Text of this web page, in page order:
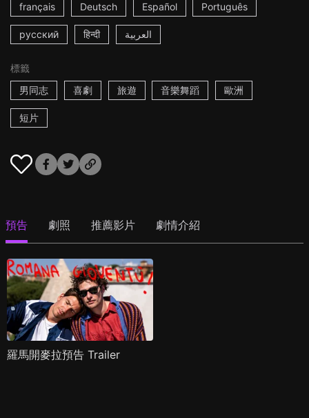
français Deutsch Español Português
русский हिन्दी العربية
標籤
男同志
喜劇 旅遊 音樂舞蹈 歐洲
短片
預告 劇照 推薦影片 劇情介紹
羅馬開麥拉預告 Trailer